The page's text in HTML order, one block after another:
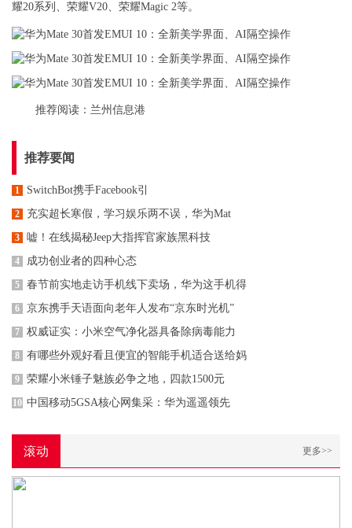
耀20系列、荣耀V20、荣耀Magic 2等。
推荐阅读： 兰州信息港
推荐要闻
1 SwitchBot携手Facebook引
2 充实超长寒假，学习娱乐两不误，华为Mat
3 嘘！在线揭秘Jeep大指挥官家族黑科技
4 成功创业者的四种心态
5 春节前实地走访手机线下卖场，华为这手机得
6 京东携手天语面向老年人发布“京东时光机”
7 权威证实：小米空气净化器具备除病毒能力
8 有哪些外观好看且便宜的智能手机适合送给妈
9 荣耀小米锤子魅族必争之地，四款1500元
10 中国移动5GSA核心网集采：华为遥遥领先
滚动 更多>>